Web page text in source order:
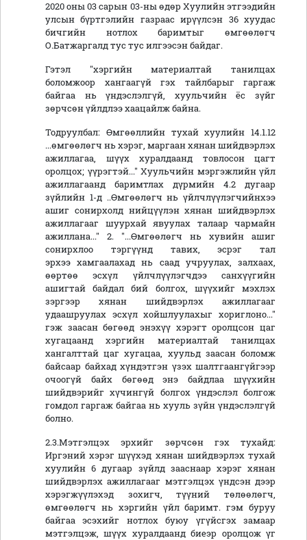
2020 оны 03 сарын 03-ны өдөр Хуулийн этгээдийн
улсын бүртгэлийн газраас ирүүлсэн 36 хуудас
бичгийн нотлох баримтыг өмгөөлөгч
О.Батжаргалд тус тус илгээсэн байдаг.
Гэтэл "хэргийн материалтай танилцах
боломжоор хангаагүй гэх тайлбарыг гаргаж
байгаа нь үндэслэлгүй, хуульчийн ёс зүйг
зөрчсөн үйлдлээ хаацайлж байна.
Тодруулбал: Өмгөөллийн тухай хуулийн 14.1.12
...өмгөөлөгч нь хэрэг, маргаан хянан шийдвэрлэх
ажиллагаа, шүүх хуралдаанд товлосон цагт
оролцох; үүрэгтэй..." Хуульчийн мэргэжлийн үйл
ажиллагаанд баримтлах дүрмийн 4.2 дугаар
зүйлийн 1-д ..Өмгөөлөгч нь үйлчлүүлэгчийнхээ
ашиг сонирхолд нийцүүлэн хянан шийдвэрлэх
ажиллагааг шуурхай явуулах талаар чармайн
ажиллана..." 2. "...Өмгөөлөгч нь хувийн ашиг
сонирхлоо тэргүүнд тавих, эсрэг тал
эрхээ хамгаалахад нь саад учруулах, залхаах,
өөртөө эсхүл үйлчлүүлэгчдээ санхүүгийн
ашигтай байдал бий болгох, шүүхийг мэхлэх
зэргээр хянан шийдвэрлэх ажиллагааг
удаашруулах эсхүл хойшлуулахыг хориглоно..."
гэж заасан бөгөөд энэхүү хэрэгт оролцсон цаг
хугацаанд хэргийн материалтай танилцах
хангалттай цаг хугацаа, хуульд заасан боломж
байсаар байхад хүндэтгэн үзэх шалтгаангүйгээр
очоогүй байх бөгөөд энэ байдлаа шүүхийн
шийдвэрийг хүчингүй болгох үндэслэл болгож
гомдол гаргаж байгаа нь хууль зүйн үндэслэлгүй
болно.
2.3.Мэтгэлцэх эрхийг зөрчсөн гэх тухайд:
Иргэний хэрэг шүүхэд хянан шийдвэрлэх тухай
хуулийн 6 дугаар зүйлд зааснаар хэрэг хянан
шийдвэрлэх ажиллагааг мэтгэлцэх үндсэн дээр
хэрэгжүүлэхэд зохигч, түүний төлөөлөгч,
өмгөөлөгч нь хэргийн үйл баримт. гэм буруу
байгаа эсэхийг нотлох буюу үгүйсгэх замаар
мэтгэлцэж, шүүх хуралдаанд биеэр оролцож үг